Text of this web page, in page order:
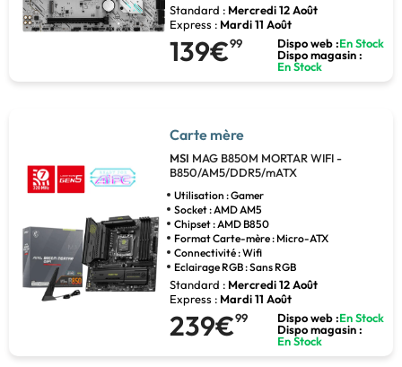
Standard : Mercredi 12 Août
Express : Mardi 11 Août
139€99 Dispo web :En Stock
Dispo magasin :
En Stock
Carte mère
MSI MAG B850M MORTAR WIFI -
B850/AM5/DDR5/mATX
Utilisation : Gamer
Socket : AMD AM5
Chipset : AMD B850
Format Carte-mère : Micro-ATX
Connectivité : Wifi
Eclairage RGB : Sans RGB
Standard : Mercredi 12 Août
Express : Mardi 11 Août
239€99 Dispo web :En Stock
Dispo magasin :
En Stock